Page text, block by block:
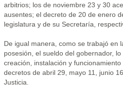
arbitrios; los de noviembre 23 y 30
ausentes; el decreto de 20 de enero
legislatura y de su Secretaría,
De igual manera, como se trabajó en
posesión, el sueldo del gobernador,
creación, instalación y
decretos de abril 29, mayo 11, junio
Justicia.